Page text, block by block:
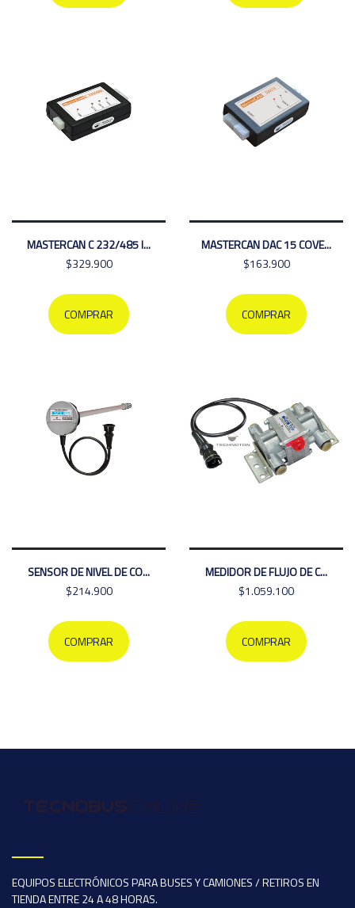
MASTERCAN C 232/485 I...
$329.900
COMPRAR
MASTERCAN DAC 15 COVE...
$163.900
COMPRAR
SENSOR DE NIVEL DE CO...
$214.900
COMPRAR
MEDIDOR DE FLUJO DE C...
$1.059.100
COMPRAR
EQUIPOS ELECTRÓNICOS PARA BUSES Y CAMIONES / RETIROS EN
TIENDA ENTRE 24 A 48 HORAS.